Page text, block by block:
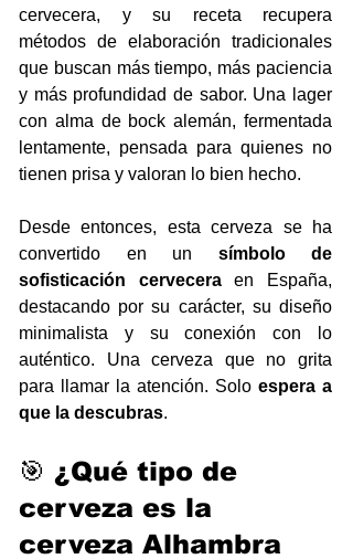
cervecera, y su receta recupera
métodos de elaboración tradicionales
que buscan más tiempo, más paciencia
y más profundidad de sabor. Una lager
con alma de bock alemán, fermentada
lentamente, pensada para quienes no
tienen prisa y valoran lo bien hecho.
Desde entonces, esta cerveza se ha
convertido en un símbolo de
sofisticación cervecera en España,
destacando por su carácter, su diseño
minimalista y su conexión con lo
auténtico. Una cerveza que no grita
para llamar la atención. Solo espera a
que la descubras.
🎯 ¿Qué tipo de
cerveza es la
cerveza Alhambra